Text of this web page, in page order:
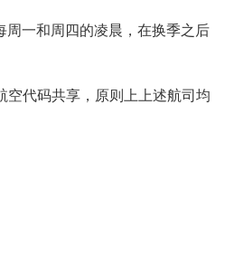
周一和周四的凌晨，在换季之后
空代码共享，原则上上述航司均